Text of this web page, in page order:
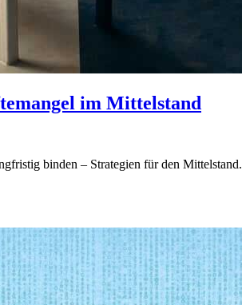
im Mittelstand
binden – Strategien für den Mittelstand.